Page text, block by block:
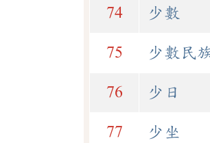
74 少數
75 少數民
76 少日
77 少坐